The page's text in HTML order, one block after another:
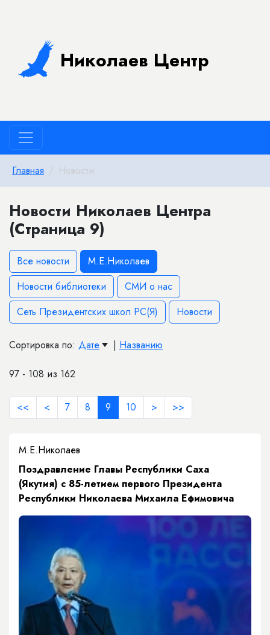
Николаев Центр
Главная Новости
Новости Николаев Центра
(Страница 9)
Все новости
М.Е.Николаев
Новости библиотеки
СМИ о нас
Сеть Президентских школ РС(Я)
Новости
Сортировка по: Дате | Названию
97 - 108 из 162
<< < 7 8 9 10 > >>
М.Е.Николаев
Поздравление Главы Республики Саха
(Якутия) с 85-летием первого Президента
Республики Николаева Михаила Ефимовича